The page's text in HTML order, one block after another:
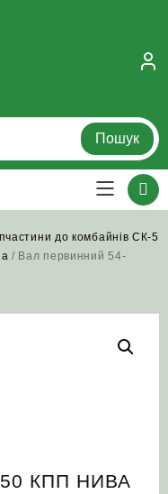
Пошук
до комбайнів СК-5
/ Вал первинний 54-
КПП НИВА